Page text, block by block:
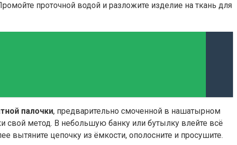
проточной водой и разложите изделие на ткань для
палочки, предварительно смоченной в нашатырном
свой метод. В небольшую банку или бутылку влейте всё
вытяните цепочку из ёмкости, ополосните и просушите.